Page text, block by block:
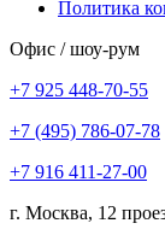
Политика
Офис / шоу-рум
+7 925 448-70-55
+7 (495) 786-07-78
+7 916 411-27-00
г. Москва, 12